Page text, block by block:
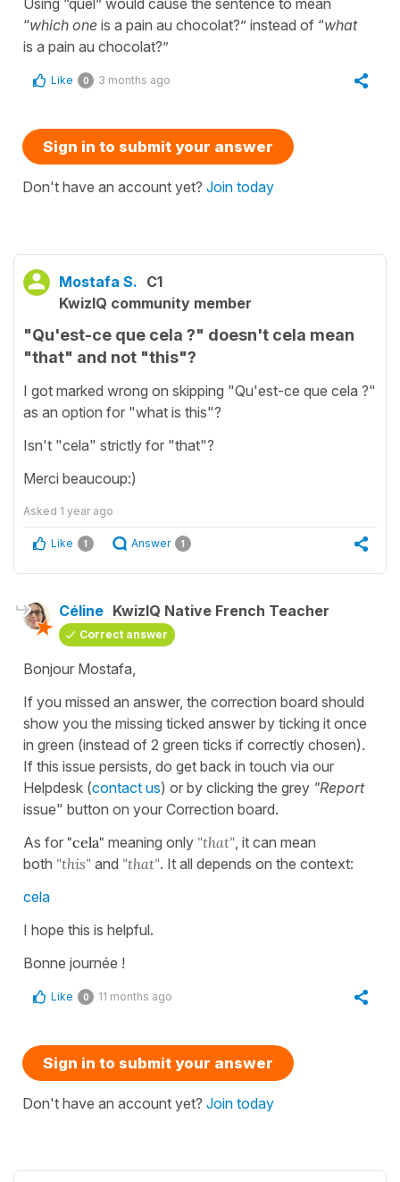
Using “quel” would cause the sentence to mean
“which one is a pain au chocolat?” instead of “what
is a pain au chocolat?”
Like 0 3 months ago
Sign in to submit your answer
Don't have an account yet? Join today
Mostafa S. C1
KwizIQ community member
"Qu'est-ce que cela ?" doesn't cela mean
"that" and not "this"?
I got marked wrong on skipping "Qu'est-ce que cela ?"
as an option for "what is this"?
Isn't "cela" strictly for "that"?
Merci beaucoup:)
Asked 1 year ago
Like 1 Answer 1
Céline KwizIQ Native French Teacher
Correct answer
Bonjour Mostafa,
If you missed an answer, the correction board should
show you the missing ticked answer by ticking it once
in green (instead of 2 green ticks if correctly chosen).
If this issue persists, do get back in touch via our
Helpdesk (contact us) or by clicking the grey "Report
issue" button on your Correction board.
As for "cela" meaning only "that" , it can mean
both "this" and "that". It all depends on the context:
cela
I hope this is helpful.
Bonne journée !
Like 0 11 months ago
Sign in to submit your answer
Don't have an account yet? Join today